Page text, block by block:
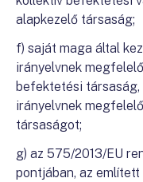
alapkezelő társaság;
f) saját maga által
irányelvnek
befektetési társaság,
irányelvnek
társaságot;
g) az 575/2013/EU
pontjában, az